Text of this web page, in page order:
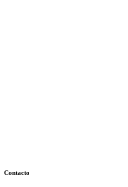
Contacto